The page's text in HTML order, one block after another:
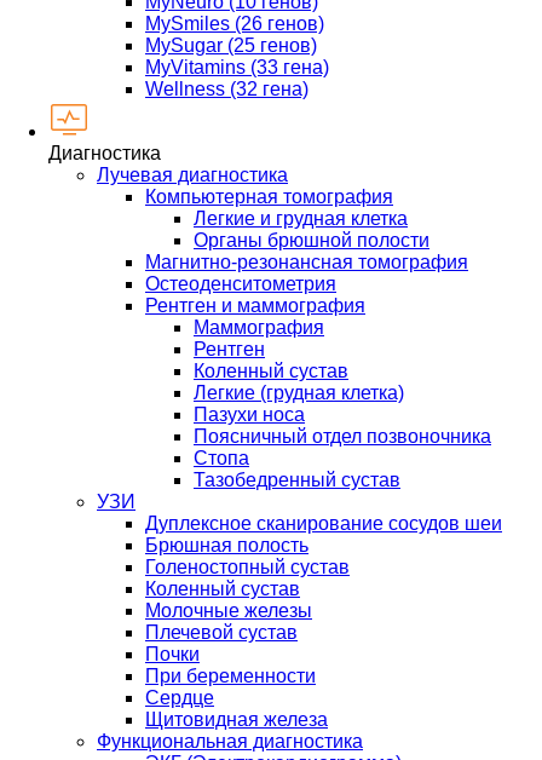
MySmiles (26 генов)
MySugar (25 генов)
MyVitamins (33 гена)
Wellness (32 гена)
Диагностика
Лучевая диагностика
Компьютерная томография
Легкие и грудная клетка
Органы брюшной полости
Магнитно-резонансная томография
Остеоденситометрия
Рентген и маммография
Маммография
Рентген
Коленный сустав
Легкие (грудная клетка)
Пазухи носа
Поясничный отдел позвоночника
Стопа
Тазобедренный сустав
УЗИ
Дуплексное сканирование сосудов шеи
Брюшная полость
Голеностопный сустав
Коленный сустав
Молочные железы
Плечевой сустав
Почки
При беременности
Сердце
Щитовидная железа
Функциональная диагностика